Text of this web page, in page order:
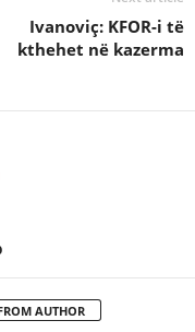
Ivanoviç: KFOR-i të
kthehet në kazerma
AUTHOR